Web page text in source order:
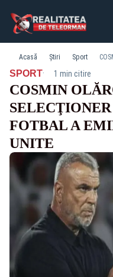
Acasă Știri Sport
SPORT· 1 min citire
COSMIN
FOTBAL A
UNITE